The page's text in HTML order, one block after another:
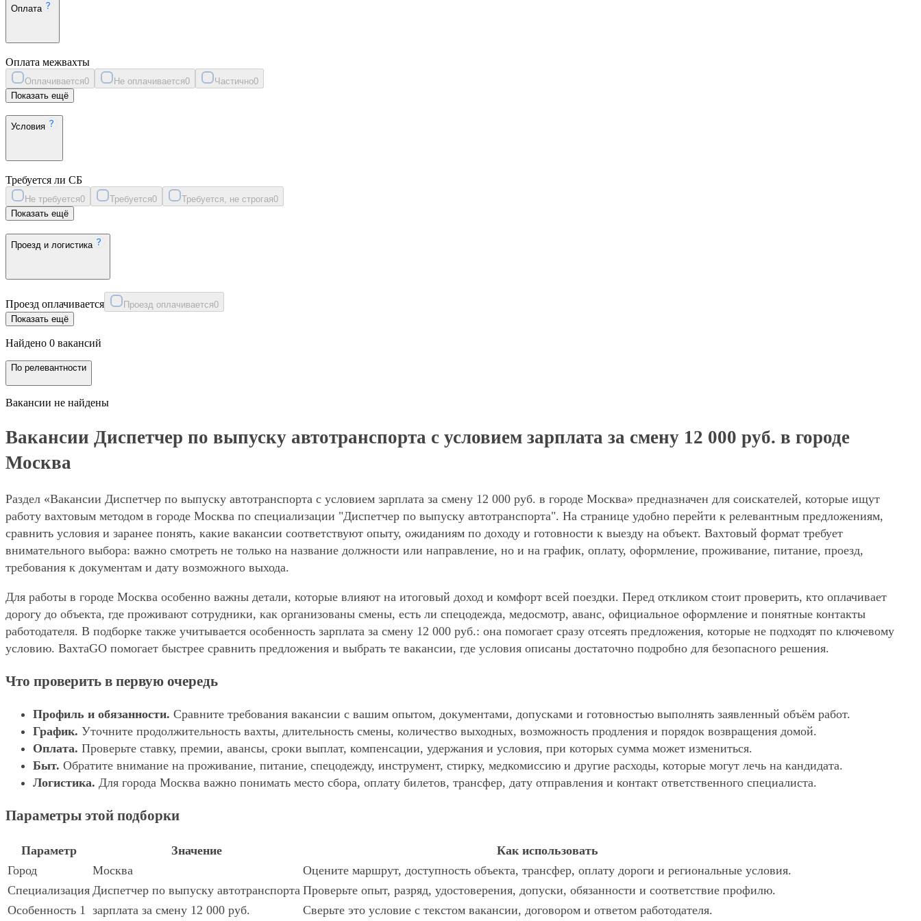
Оплата
Оплата межвахты
Оплачивается0 Не оплачивается0 Частично0
Показать ещё
Условия
Требуется ли СБ
Не требуется0 Требуется0 Требуется, не строгая0
Показать ещё
Проезд и логистика
Проезд оплачивается Проезд оплачивается0
Показать ещё
Найдено 0 вакансий
По релевантности
Вакансии не найдены
Вакансии Диспетчер по выпуску автотранспорта с условием зарплата за смену 12 000 руб. в городе
Москва
Раздел «Вакансии Диспетчер по выпуску автотранспорта с условием зарплата за смену 12 000 руб. в городе Москва» предназначен для соискателей, которые ищут
работу вахтовым методом в городе Москва по специализации "Диспетчер по выпуску автотранспорта". На странице удобно перейти к релевантным предложениям,
сравнить условия и заранее понять, какие вакансии соответствуют опыту, ожиданиям по доходу и готовности к выезду на объект. Вахтовый формат требует
внимательного выбора: важно смотреть не только на название должности или направление, но и на график, оплату, оформление, проживание, питание, проезд,
требования к документам и дату возможного выхода.
Для работы в городе Москва особенно важны детали, которые влияют на итоговый доход и комфорт всей поездки. Перед откликом стоит проверить, кто оплачивает
дорогу до объекта, где проживают сотрудники, как организованы смены, есть ли спецодежда, медосмотр, аванс, официальное оформление и понятные контакты
работодателя. В подборке также учитывается особенность зарплата за смену 12 000 руб.: она помогает сразу отсеять предложения, которые не подходят по ключевому
условию. ВахтаGO помогает быстрее сравнить предложения и выбрать те вакансии, где условия описаны достаточно подробно для безопасного решения.
Что проверить в первую очередь
Профиль и обязанности. Сравните требования вакансии с вашим опытом, документами, допусками и готовностью выполнять заявленный объём работ.
График. Уточните продолжительность вахты, длительность смены, количество выходных, возможность продления и порядок возвращения домой.
Оплата. Проверьте ставку, премии, авансы, сроки выплат, компенсации, удержания и условия, при которых сумма может измениться.
Быт. Обратите внимание на проживание, питание, спецодежду, инструмент, стирку, медкомиссию и другие расходы, которые могут лечь на кандидата.
Логистика. Для города Москва важно понимать место сбора, оплату билетов, трансфер, дату отправления и контакт ответственного специалиста.
Параметры этой подборки
Параметр Значение
Как использовать
Город
Москва
Оцените маршрут, доступность объекта, трансфер, оплату дороги и региональные условия.
Специализация Диспетчер по выпуску автотранспорта Проверьте опыт, разряд, удостоверения, допуски, обязанности и соответствие профилю.
Особенность 1 зарплата за смену 12 000 руб. Сверьте это условие с текстом вакансии, договором и ответом работодателя.